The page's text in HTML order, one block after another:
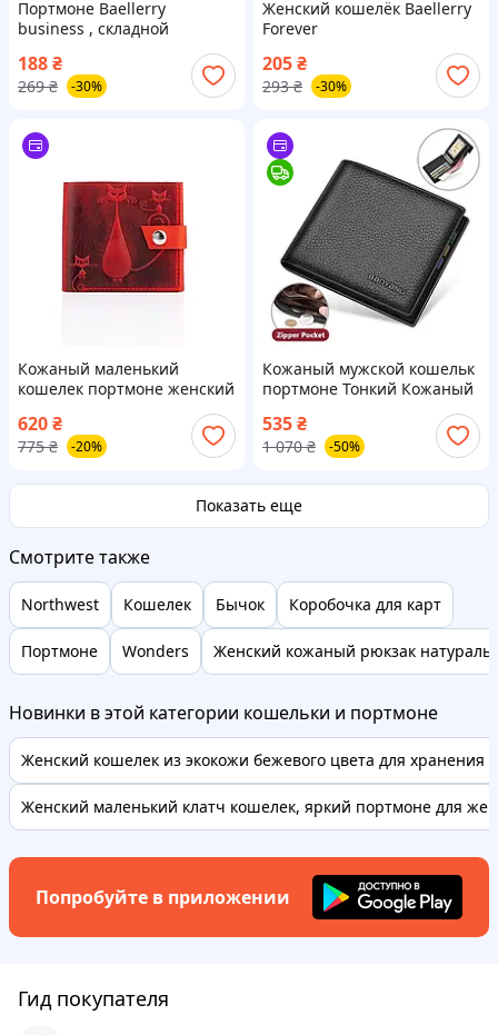
Портмоне Baellerry
business , складной
кошелек унисекс черный
188₴
269 ₴ -30%
Женский кошелёк Baellerry
Forever
205₴
293 ₴ -30%
Кожаный маленький
кошелек портмоне женский
"Кошки" красный (m2615)
620₴
775 ₴ -20%
Кожаный мужской кошельк
портмоне Тонкий Кожаный
отделением для
удостоверения
535₴
1 070 ₴ -50%
Показать еще
Смотрите также
Northwest Кошелек Бычок Коробочка для карт
Портмоне Wonders Женский кожаный рюкзак
Новинки в этой категории кошельки и портмоне
Женский кошелек из экокожи бежевого цвета для хранения
Женский маленький клатч кошелек, яркий портмоне для
Попробуйте в приложении
Гид покупателя